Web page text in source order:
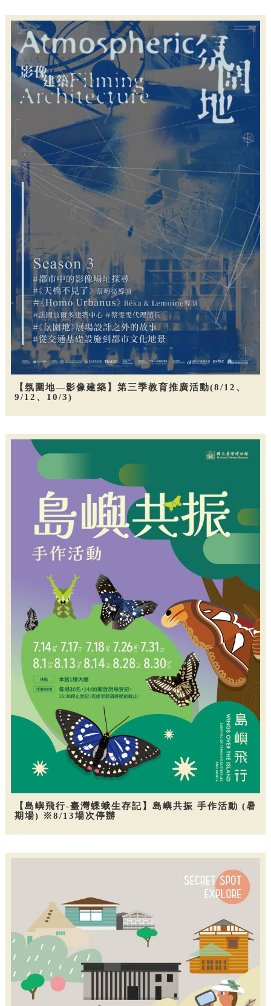
【氛圍地—影像建築】第三季教育推廣活動(8/12、
9/12、10/3)
【島嶼飛行-臺灣蝶蛾生存記】島嶼共振 手作活動 (暑
期場) ※8/13場次停辦